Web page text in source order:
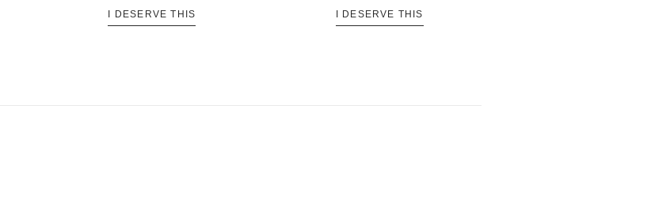
I DESERVE THIS I DESERVE THIS